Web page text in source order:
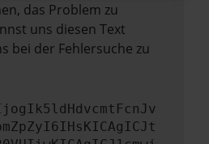
das Problem zu
uns diesen Text
bei der Fehlersuche zu